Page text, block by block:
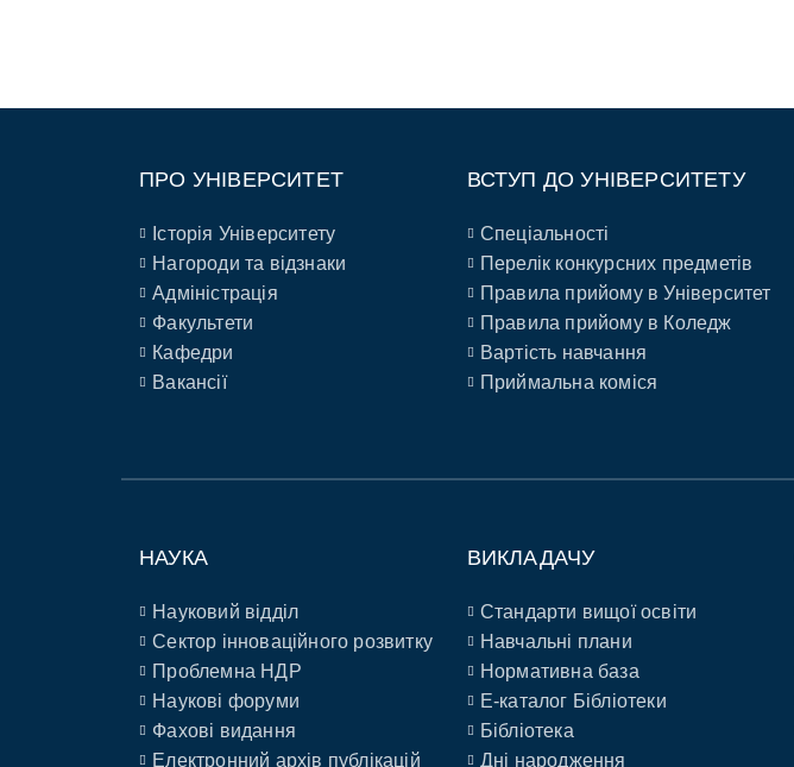
ПРО УНІВЕРСИТЕТ
Історія Університету
Нагороди та відзнаки
Адміністрація
Факультети
Кафедри
Вакансії
ВСТУП ДО УНІВЕРСИТЕТУ
Спеціальності
Перелік конкурсних предметів
Правила прийому в Університет
Правила прийому в Коледж
Вартість навчання
Приймальна коміся
НАУКА
Науковий відділ
Сектор інноваційного розвитку
Проблемна НДР
Наукові форуми
Фахові видання
Електронний архів публікацій
ВИКЛАДАЧУ
Стандарти вищої освіти
Навчальні плани
Нормативна база
E-каталог Бібліотеки
Бібліотека
Дні народження